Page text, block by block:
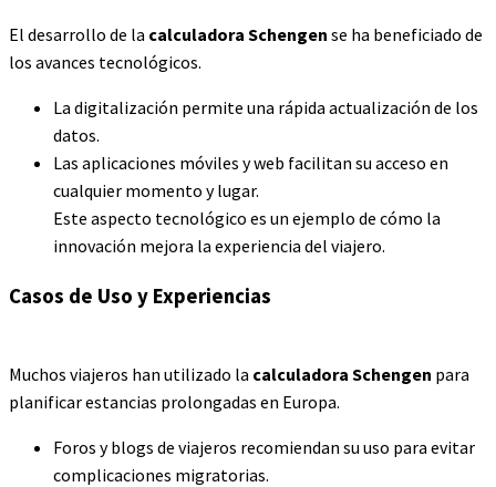
El desarrollo de la calculadora Schengen se ha beneficiado de
los avances tecnológicos.
La digitalización permite una rápida actualización de los
datos.
Las aplicaciones móviles y web facilitan su acceso en
cualquier momento y lugar.
Este aspecto tecnológico es un ejemplo de cómo la
innovación mejora la experiencia del viajero.
Casos de Uso y Experiencias
Muchos viajeros han utilizado la calculadora Schengen para
planificar estancias prolongadas en Europa.
Foros y blogs de viajeros recomiendan su uso para evitar
complicaciones migratorias.